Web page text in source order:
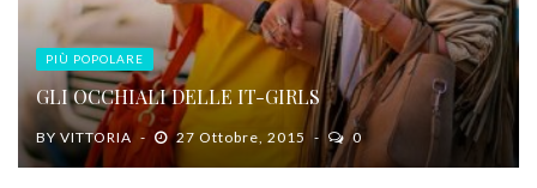
PIÙ POPOLARE
GLI OCCHIALI DELLE IT-GIRLS
BYVITTORIA 27 Ottobre, 2015 0